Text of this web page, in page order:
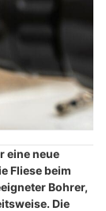
eine neue
Fliese beim
Bohrer,
Die